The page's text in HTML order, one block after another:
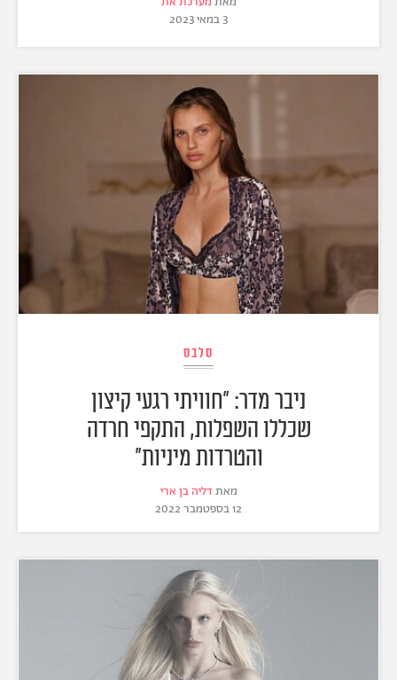
3 במאי 2023
סלבס
ניבר מדר: "חוויתי רגעי קיצון
שכללו השפלות, התקפי חרדה
והטרדות מיניות"
מאת דליה בן ארי
12 בספטמבר 2022